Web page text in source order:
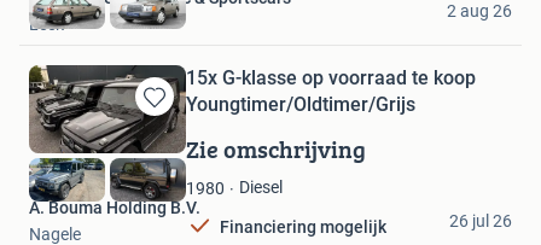
Leek
2 aug 26
Bewaren
in
Mijn
Favorieten
15x G-klasse op voorraad te koop
Youngtimer/Oldtimer/Grijs
Zie omschrijving
1980 Diesel
Financiering mogelijk
A. Bouma Holding B.V.
Nagele
26 jul 26